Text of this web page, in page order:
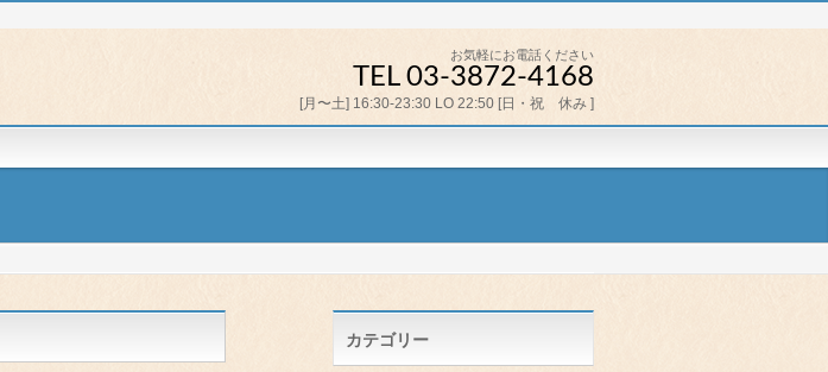
お気軽にお電話ください
TEL 03-3872-4168
[月〜土] 16:30-23:30 LO 22:50 [日・祝 休み ]
カテゴリー